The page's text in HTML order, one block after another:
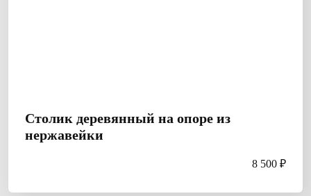
Столик деревянный на опоре из
нержавейки
8 500 ₽